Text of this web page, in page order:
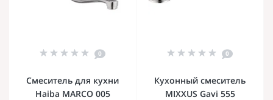
0
Смеситель для кухни
Haiba MARCO 005
0
Кухонный смеситель
MIXXUS Gavi 555